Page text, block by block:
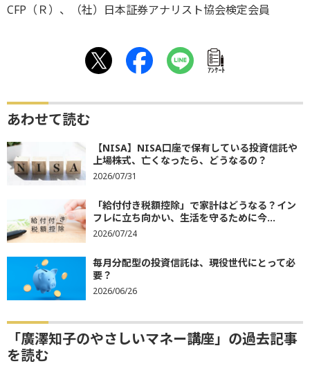
CFP（Ｒ）、（社）日本証券アナリスト協会検定会員
ｱﾝｹｰﾄ
あわせて読む
【NISA】NISA口座で保有している投資信託や
上場株式、亡くなったら、どうなるの？
2026/07/31
「給付付き税額控除」で家計はどうなる？イン
フレに立ち向かい、生活を守るために今...
2026/07/24
毎月分配型の投資信託は、現役世代にとって必
要？
2026/06/26
「廣澤知子のやさしいマネー講座」の過去記事
を読む